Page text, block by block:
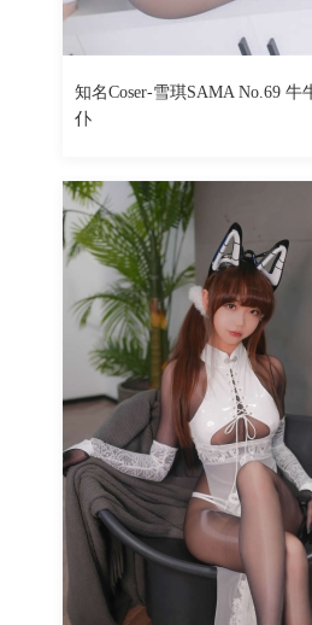
By
知名Coser-雪琪SAMA No.69 牛
仆